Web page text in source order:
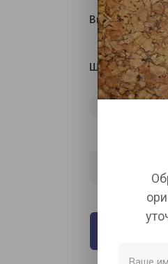
Высота (м)
Ширина (м)